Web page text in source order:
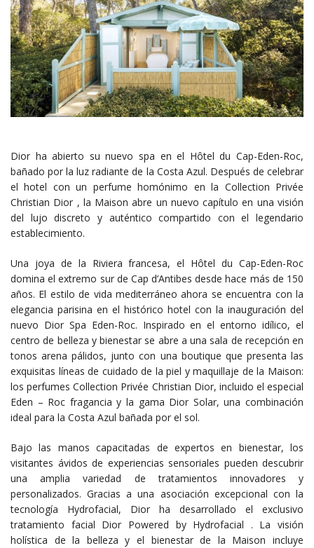
Dior ha abierto su nuevo spa en el Hôtel du Cap-Eden-Roc,
bañado por la luz radiante de la Costa Azul. Después de celebrar
el hotel con un perfume homónimo en la Collection Privée
Christian Dior , la Maison abre un nuevo capítulo en una visión
del lujo discreto y auténtico compartido con el legendario
establecimiento.
Una joya de la Riviera francesa, el Hôtel du Cap-Eden-Roc
domina el extremo sur de Cap d’Antibes desde hace más de 150
años. El estilo de vida mediterráneo ahora se encuentra con la
elegancia parisina en el histórico hotel con la inauguración del
nuevo Dior Spa Eden-Roc. Inspirado en el entorno idílico, el
centro de belleza y bienestar se abre a una sala de recepción en
tonos arena pálidos, junto con una boutique que presenta las
exquisitas líneas de cuidado de la piel y maquillaje de la Maison:
los perfumes Collection Privée Christian Dior, incluido el especial
Eden – Roc fragancia y la gama Dior Solar, una combinación
ideal para la Costa Azul bañada por el sol.
Bajo las manos capacitadas de expertos en bienestar, los
visitantes ávidos de experiencias sensoriales pueden descubrir
una amplia variedad de tratamientos innovadores y
personalizados. Gracias a una asociación excepcional con la
tecnología Hydrofacial, Dior ha desarrollado el exclusivo
tratamiento facial Dior Powered by Hydrofacial . La visión
holística de la belleza y el bienestar de la Maison incluye